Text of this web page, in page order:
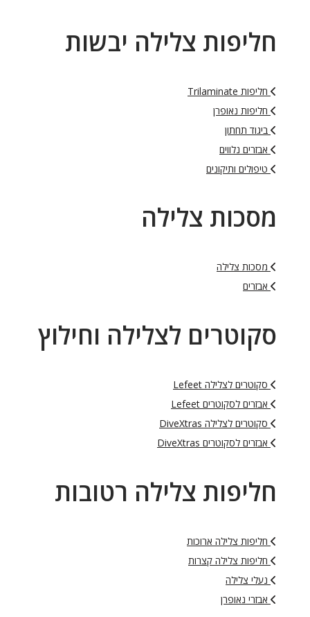
חליפות צלילה יבשות
חליפות Trilaminate
חליפות נאופרן
ביגוד תחתון
אבזרים נלווים
טיפולים ותיקונים
מסכות צלילה
מסכות צלילה
אבזרים
סקוטרים לצלילה וחילוץ
סקוטרים לצלילה Lefeet
אבזרים לסקוטרים Lefeet
סקוטרים לצלילה DiveXtras
אבזרים לסקוטרים DiveXtras
חליפות צלילה רטובות
חליפות צלילה ארוכות
חליפות צלילה קצרות
נעלי צלילה
אבזרי נאופרן